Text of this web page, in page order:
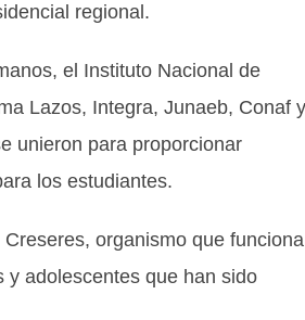
regional.
el Instituto Nacional de
Lazos, Integra, Junaeb, Conaf
unieron para proporcionar
los estudiantes.
organismo que funciona
y adolescentes que han sido